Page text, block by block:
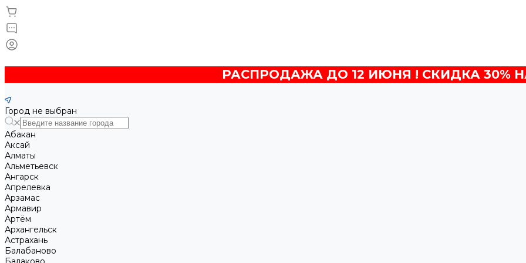
РАСПРОДАЖА ДО 12 ИЮНЯ ! СКИДКА 30%
Город не выбран
Абакан
Аксай
Алматы
Альметьевск
Ангарск
Апрелевка
Арзамас
Армавир
Артём
Архангельск
Астрахань
Балабаново